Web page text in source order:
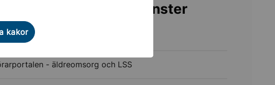
kakor
av kommunala tjänster
och förskola - verktyg och stöd
- äldreomsorg och LSS